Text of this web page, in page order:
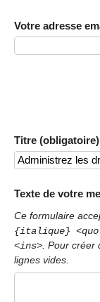
Votre adresse
Titre (obligatoire)
Texte de votre
Ce formulaire
{italique}
<ins> . Pour
lignes vides.